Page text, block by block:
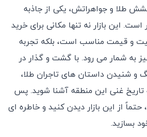
طلا و جواهراتش، یکی از جاذبه
این بازار نه تنها مکانی برای خرید
و قیمت مناسب است، بلکه تجربه
به شمار می ‌رود. با گشت و گذار در
و شنیدن داستان ‌های تاجران طلا،
تاریخ غنی این منطقه آشنا شوید. پس
حتماً از این بازار دیدن کنید و خاطره ‌ای
بسازید.